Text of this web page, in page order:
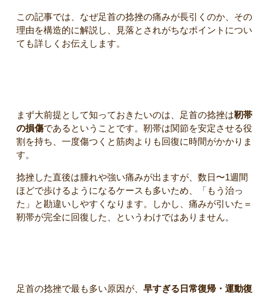
この記事では、なぜ足首の捻挫の痛みが長引くのか、その
理由を構造的に解説し、見落とされがちなポイントについ
ても詳しくお伝えします。
まず大前提として知っておきたいのは、足首の捻挫は靭帯
の損傷であるということです。靭帯は関節を安定させる役
割を持ち、一度傷つくと筋肉よりも回復に時間がかかりま
す。
捻挫した直後は腫れや強い痛みが出ますが、数日〜1週間
ほどで歩けるようになるケースも多いため、「もう治っ
た」と勘違いしやすくなります。しかし、痛みが引いた＝
靭帯が完全に回復した、というわけではありません。
足首の捻挫で最も多い原因が、 早すぎる日常復帰・運動復